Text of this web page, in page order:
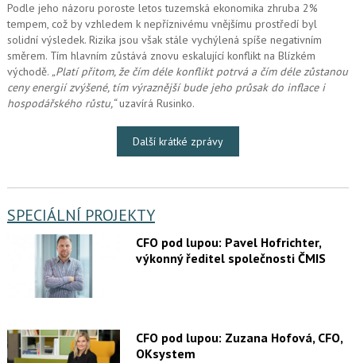
Podle jeho názoru poroste letos tuzemská ekonomika zhruba 2%
tempem, což by vzhledem k nepříznivému vnějšímu prostředí byl
solidní výsledek. Rizika jsou však stále vychýlená spíše negativním
směrem. Tím hlavním zůstává znovu eskalující konflikt na Blízkém
východě. „Platí přitom, že čím déle konflikt potrvá a čím déle zůstanou
ceny energií zvýšené, tím výraznější bude jeho průsak do inflace i
hospodářského růstu,“uzavírá Rusinko.
Další krátké zprávy
SPECIÁLNÍ PROJEKTY
CFO pod lupou: Pavel Hofrichter,
výkonný ředitel společnosti ČMIS
CFO pod lupou: Zuzana Hofová, CFO,
OKsystem